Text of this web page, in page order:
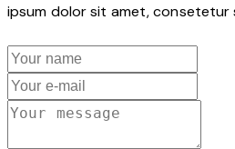
ipsum dolor sit amet, consetetur